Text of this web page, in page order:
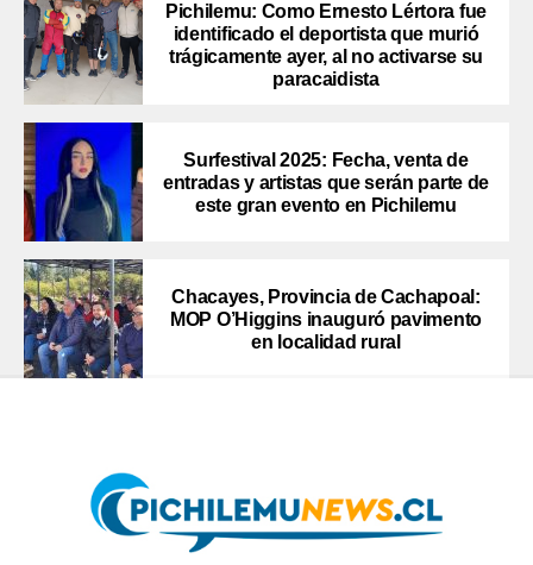
Pichilemu: Como Ernesto Lértora fue
identificado el deportista que murió
trágicamente ayer, al no activarse su
paracaidista
Surfestival 2025: Fecha, venta de
entradas y artistas que serán parte de
este gran evento en Pichilemu
Chacayes, Provincia de Cachapoal:
MOP O’Higgins inauguró pavimento
en localidad rural